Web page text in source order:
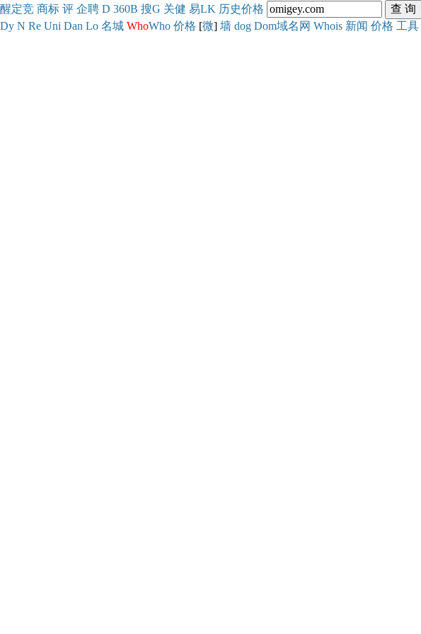
醒定竞 商标 评 企聘 D 360B 搜G 关健 易LK 历史价格
Dy N Re Uni Dan Lo 名城 WhoWho 价格 [微] 墙 dog Dom域名网 Whois 新闻 价格 工具